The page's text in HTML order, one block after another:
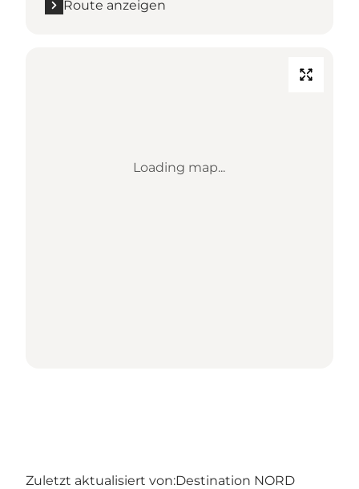
Route anzeigen
Loading map...
Zuletzt aktualisiert von:Destination NORD